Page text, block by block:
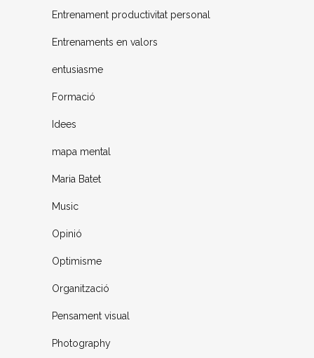
Entrenament productivitat personal
Entrenaments en valors
entusiasme
Formació
Idees
mapa mental
Maria Batet
Music
Opinió
Optimisme
Organització
Pensament visual
Photography